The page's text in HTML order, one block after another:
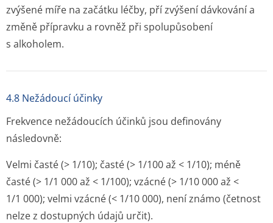
zvýšené míře na začátku léčby, pří zvýšení dávkování a
změně přípravku a rovněž při spolupůsobení
s alkoholem.
4.8 Nežádoucí účinky
Frekvence nežádoucích účinků jsou definovány
následovně:
Velmi časté (> 1/10); časté (> 1/100 až < 1/10); méně
časté (> 1/1 000 až < 1/100); vzácné (> 1/10 000 až <
1/1 000); velmi vzácné (< 1/10 000), není známo (četnost
nelze z dostupných údajů určit).